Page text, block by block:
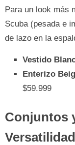
Para un look más
Scuba (pesada e
de lazo en la
Vestido
Enterizo
$59.999
Conjuntos